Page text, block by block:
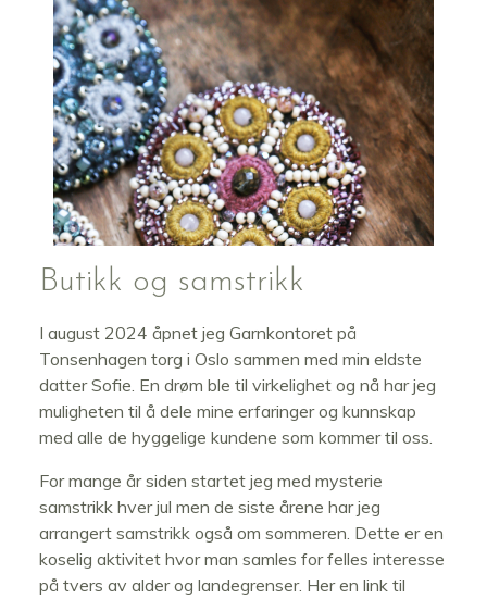
Butikk og samstrikk
I august 2024 åpnet jeg Garnkontoret på
Tonsenhagen torg i Oslo sammen med min eldste
datter Sofie. En drøm ble til virkelighet og nå har jeg
muligheten til å dele mine erfaringer og kunnskap
med alle de hyggelige kundene som kommer til oss.
For mange år siden startet jeg med mysterie
samstrikk hver jul men de siste årene har jeg
arrangert samstrikk også om sommeren. Dette er en
koselig aktivitet hvor man samles for felles interesse
på tvers av alder og landegrenser. Her en link til